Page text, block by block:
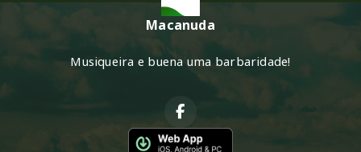
Macanuda
Musiqueira e buena uma barbaridade!